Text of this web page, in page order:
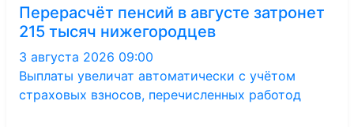
Перерасчёт пенсий в августе затронет
215 тысяч нижегородцев
3 августа 2026 09:00
Выплаты увеличат автоматически с учётом
страховых взносов, перечисленных работод